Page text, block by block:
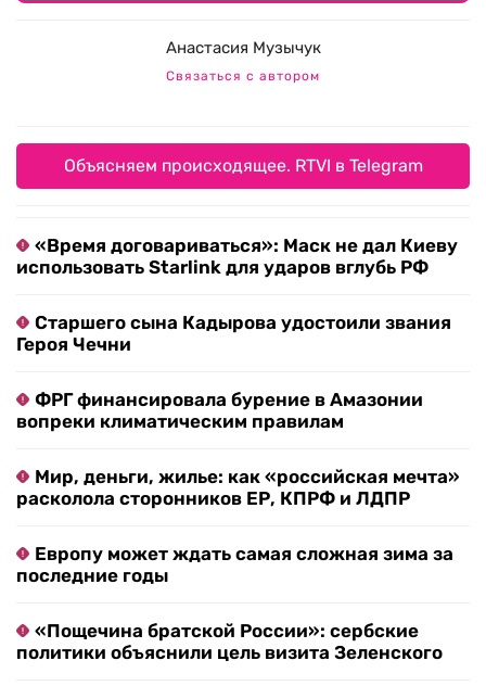
Анастасия Музычук
Связаться с автором
Объясняем происходящее. RTVI в Telegram
«Время договариваться»: Маск не дал Киеву
использовать Starlink для ударов вглубь РФ
Старшего сына Кадырова удостоили звания
Героя Чечни
ФРГ финансировала бурение в Амазонии
вопреки климатическим правилам
Мир, деньги, жилье: как «российская мечта»
расколола сторонников ЕР, КПРФ и ЛДПР
Европу может ждать самая сложная зима за
последние годы
«Пощечина братской России»: сербские
политики объяснили цель визита Зеленского